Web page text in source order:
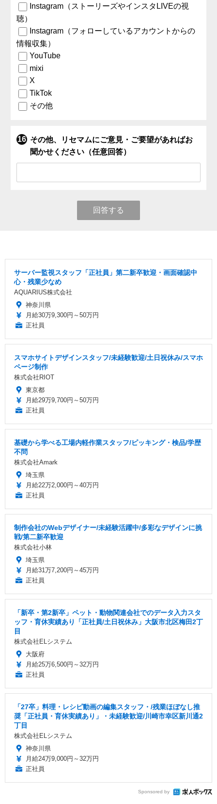
Instagram（ストーリーズやインスタLIVEの視
聴）
Instagram（フォローしているアカウントからの
情報収集）
YouTube
mixi
X
TikTok
その他
その他、リセマムにご意見・ご要望があればお
聞かせください（任意回答）
回答する
サーバー監視スタッフ「正社員」第二新卒歓迎・画面確認中
心・残業少なめ
AQUARIUS株式会社
神奈川県
月給30万9,300円～50万円
正社員
スマホサイトデザインスタッフ/未経験歓迎/土日祝休み/スマホ
ページ制作
株式会社RIOT
東京都
月給29万9,700円～50万円
正社員
基礎から学べる工場内軽作業スタッフ/ピッキング・検品/学歴
不問
株式会社Amark
埼玉県
月給22万2,000円～40万円
正社員
制作会社のWebデザイナー/未経験活躍中/多彩なデザインに挑
戦/第二新卒歓迎
株式会社小林
埼玉県
月給31万7,200円～45万円
正社員
「新卒・第2新卒」ペット・動物関連会社でのデータ入力スタ
ッフ・育休実績あり「正社員/土日祝休み」大阪市北区梅田2丁
目
株式会社ELシステム
大阪府
月給25万6,500円～32万円
正社員
「27卒」料理・レシピ動画の編集スタッフ・/残業ほぼなし推
奨「正社員・育休実績あり」・未経験歓迎/川崎市幸区新川通2
丁目
株式会社ELシステム
神奈川県
月給24万9,000円～32万円
正社員
Sponsored by